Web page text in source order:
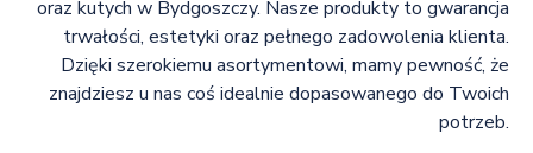
oraz kutych w Bydgoszczy. Nasze produkty to gwarancja
trwałości, estetyki oraz pełnego zadowolenia klienta.
Dzięki szerokiemu asortymentowi, mamy pewność, że
znajdziesz u nas coś idealnie dopasowanego do Twoich
potrzeb.